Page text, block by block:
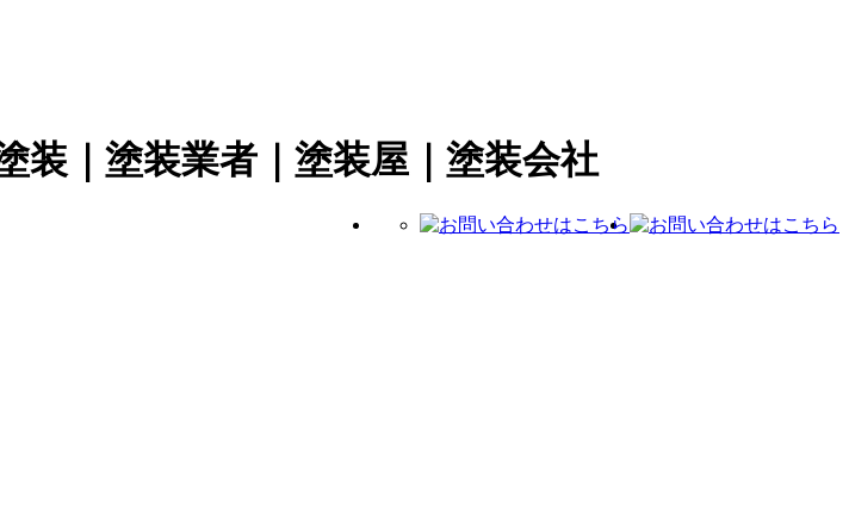
装｜塗装業者｜塗装屋｜塗装会社